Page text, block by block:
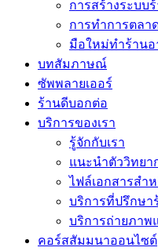
การสร้างระบบ
การทำการตลา
มือใหม่ทำร้านอ
บทสัมภาษณ์
ซัพพลายเออร์
ร้านดีบอกต่อ
บริการของเรา
รู้จักกับเรา
แนะนำตัววิทยา
ไฟล์เอกสารสำ
บริการที่ปรึกษา
บริการถ่ายภาพ
คอร์สสัมมนาออนไซต์